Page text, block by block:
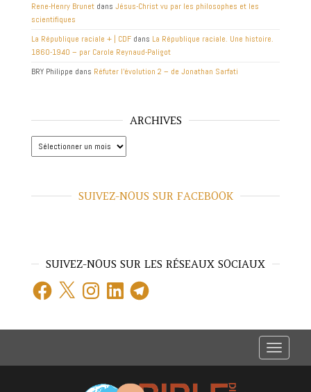
Rene-Henry Brunet dans Jésus-Christ vu par les philosophes et les
scientifiques
La République raciale + | CDF dans La République raciale. Une histoire.
1860-1940 – par Carole Reynaud-Paligot
BRY Philippe dans Réfuter l’évolution 2 – de Jonathan Sarfati
ARCHIVES
Archives
SUIVEZ-NOUS SUR FACEBOOK
SUIVEZ-NOUS SUR LES RÉSEAUX SOCIAUX
Facebook InstagramLinkedIn Telegram
T
o